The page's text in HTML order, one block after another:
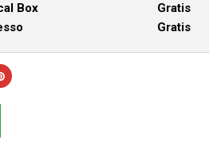
Box
Gratis
Gratis